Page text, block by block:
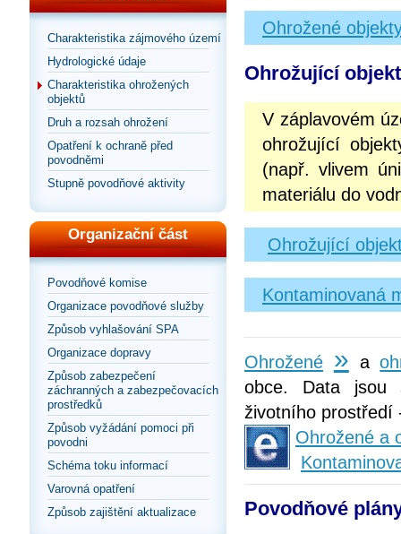
Charakteristika zájmového území
Hydrologické údaje
Charakteristika ohrožených
objektů
Druh a rozsah ohrožení
Opatření k ochraně před
povodněmi
Stupně povodňové aktivity
Organizační část
Povodňové komise
Organizace povodňové služby
Způsob vyhlašování SPA
Organizace dopravy
Způsob zabezpečení
záchranných a zabezpečovacích
prostředků
Způsob vyžádání pomoci při
povodni
Schéma toku informací
Varovná opatření
Způsob zajištění aktualizace
Ohrožené
Ohrožující
V záplavovém
ohrožující
(např. vlivem
materiálu do
Ohrožující
Kontaminovaná
Ohrožené » a
obce. Data jsou
životního prostředí
Ohrožené a
Povodňové